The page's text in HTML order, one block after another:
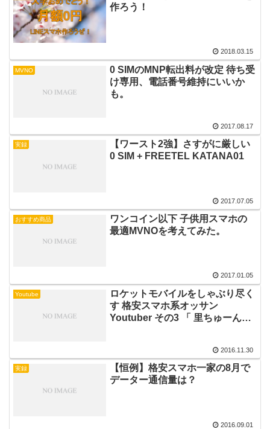
作ろう！
2018.03.15
MVNO
0 SIMのMNP転出料が改定 待ち受
け専用、電話番号維持にいいか
も。
2017.08.17
実録
【ワースト2強】さすがに厳しい
0 SIM + FREETEL KATANA01
2017.07.05
おすすめ商品
ワンコイン以下 子供用スマホの
最適MVNOを考えてみた。
2017.01.05
Youtube
ロケットモバイルをしゃぶり尽く
す 格安スマホ系オッサン
Youtuber その3 「 里ちゅーん
2016.11.30
実録
【恒例】格安スマホ一家の8月で
データー通信量は？
2016.09.01